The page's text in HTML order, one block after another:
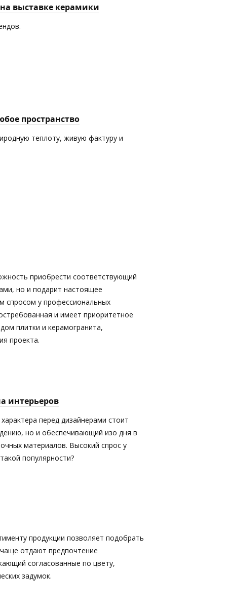
выставке керамики
пространство
теплоту, живую фактуру и
приобрести соответствующий
но и подарит настоящее
спросом у профессиональных
и имеет приоритетное
плитки и керамогранита,
проекта.
интерьеров
перед дизайнерами стоит
но и обеспечивающий изо дня в
материалов. Высокий спрос у
популярности?
продукции позволяет подобрать
отдают предпочтение
согласованные по цвету,
задумок.